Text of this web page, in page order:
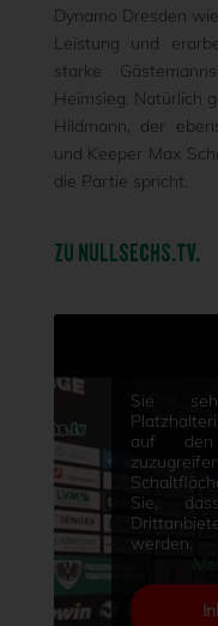
Dynamo Dresden
Leistung und
starke
Heimsieg. Natürlich
Hildmann, der
und Keeper Max
die Partie spricht.
ZU NULLSECHS.TV.
Sie
auf den
Sie,
werden.